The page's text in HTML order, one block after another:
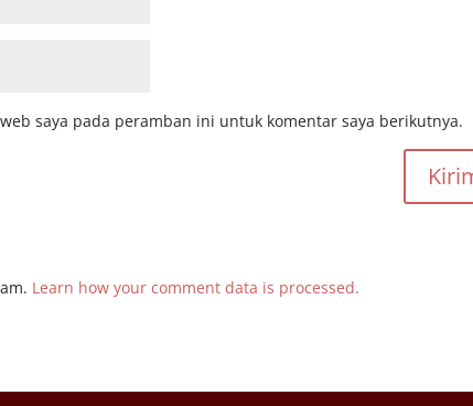
saya pada peramban ini untuk komentar saya berikutnya.
Learn how your comment data is processed.